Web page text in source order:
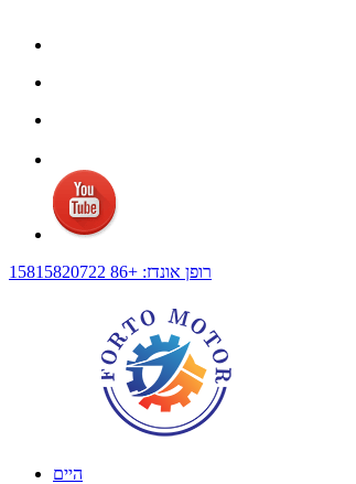
רופן אונדז: +86 15815820722
היים